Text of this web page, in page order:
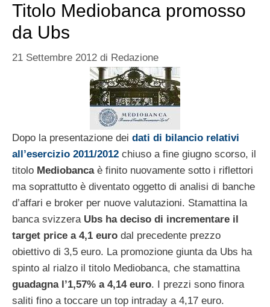
Titolo Mediobanca promosso
da Ubs
21 Settembre 2012 di Redazione
Dopo la presentazione dei dati di bilancio relativi
all’esercizio 2011/2012 chiuso a fine giugno scorso, il
titolo Mediobancaè finito nuovamente sotto i riflettori
ma soprattutto è diventato oggetto di analisi di banche
d’affari e broker per nuove valutazioni. Stamattina la
banca svizzera Ubs ha deciso di incrementare il
target price a 4,1 euro dal precedente prezzo
obiettivo di 3,5 euro. La promozione giunta da Ubs ha
spinto al rialzo il titolo Mediobanca, che stamattina
guadagna l’1,57% a 4,14 euro. I prezzi sono finora
saliti fino a toccare un top intraday a 4,17 euro.